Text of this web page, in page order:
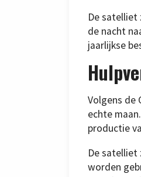
De satelliet
de nacht
jaarlijkse
Volgens de
echte
productie
De satelliet
worden